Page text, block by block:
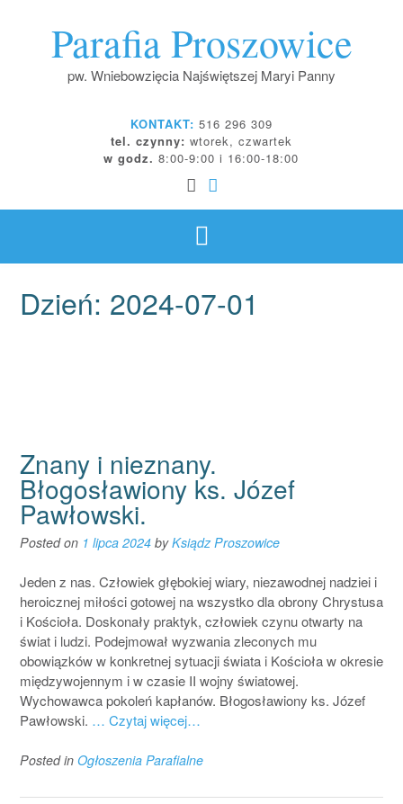
Parafia Proszowice
pw. Wniebowzięcia Najświętszej Maryi Panny
KONTAKT: 516 296 309
tel. czynny: wtorek, czwartek
w godz. 8:00-9:00 i 16:00-18:00
Dzień: 2024-07-01
Znany i nieznany.
Błogosławiony ks. Józef
Pawłowski.
Posted on 1 lipca 2024 byKsiądz Proszowice
Jeden z nas. Człowiek głębokiej wiary, niezawodnej nadziei i
heroicznej miłości gotowej na wszystko dla obrony Chrystusa
i Kościoła. Doskonały praktyk, człowiek czynu otwarty na
świat i ludzi. Podejmował wyzwania zleconych mu
obowiązków w konkretnej sytuacji świata i Kościoła w okresie
międzywojennym i w czasie II wojny światowej.
Wychowawca pokoleń kapłanów. Błogosławiony ks. Józef
Pawłowski. … Czytaj więcej…
Posted in Ogłoszenia Parafialne